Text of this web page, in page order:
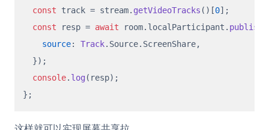
const track = stream. getVideoTracks ()[0];
const resp = await room. localParticipant .
source: Track. Source. ScreenShare,
  });
console. log (resp);